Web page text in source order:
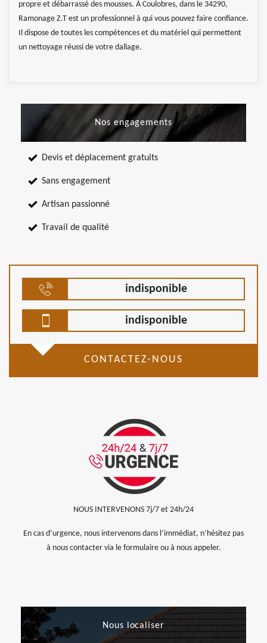
propre et débarrassé des mousses. À Coulobres, dans le 34290,
Ramonage Z.T est un professionnel à qui vous pouvez faire confiance.
Il dispose de toutes les compétences et du matériel qui permettent
un nettoyage réussi de votre dallage.
Nos engagements
Devis et déplacement gratuits
Sans engagement
Artisan passionné
Travail de qualité
indisponible
indisponible
CONTACTEZ-NOUS
NOUS INTERVENONS 7j/7 et 24h/24
En cas d’urgence, nous intervenons dans l’immédiat, n’hésitez pas
à nous contacter via le formulaire ou à nous appeler.
Nous localiser